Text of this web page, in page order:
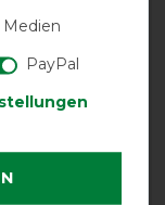
€
Medien
PayPal